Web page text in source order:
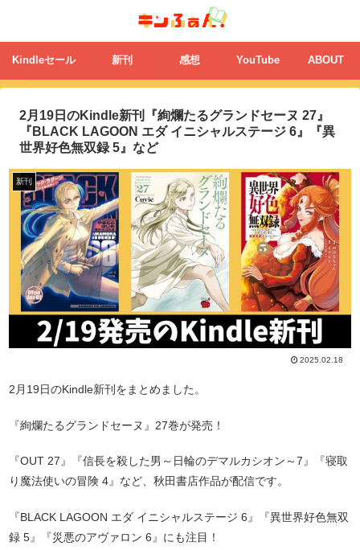
Kindleセール 新刊 感想 YouTube ABOUT
2月19日のKindle新刊『絢爛たるグランドセーヌ 27』
『BLACK LAGOON エダ イニシャルステージ 6』『異
世界好色無双録 5』など
新刊
2025.02.18
2月19日のKindle新刊をまとめました。
『絢爛たるグランドセーヌ』27巻が発売！
『OUT 27』『信長を殺した男～日輪のデマルカシオン～7』『寝取
り魔法使いの冒険 4』など、秋田書店作品が配信です。
『BLACK LAGOON エダ イニシャルステージ 6』『異世界好色無双
録 5』『災悪のアヴァロン 6』にも注目！